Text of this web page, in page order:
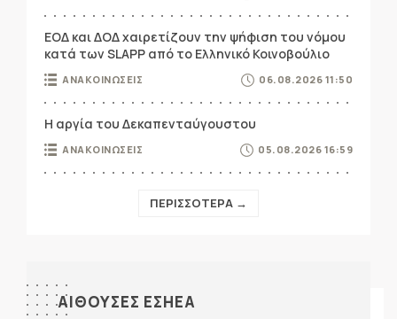
ΕΟΔ και ΔΟΔ χαιρετίζουν την ψήφιση του νόμου
κατά των SLAPP από το Ελληνικό Κοινοβούλιο
ΑΝΑΚΟΙΝΩΣΕΙΣ 06.08.2026 11:50
Η αργία του Δεκαπενταύγουστου
ΑΝΑΚΟΙΝΩΣΕΙΣ 05.08.2026 16:59
ΠΕΡΙΣΣΟΤΕΡΑ →
ΑΙΘΟΥΣΕΣ ΕΣΗΕΑ